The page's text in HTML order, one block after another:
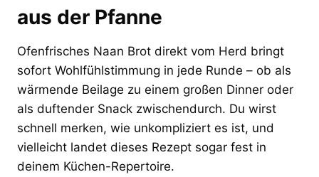
aus der Pfanne
Ofenfrisches Naan Brot direkt vom Herd bringt
sofort Wohlfühlstimmung in jede Runde – ob als
wärmende Beilage zu einem großen Dinner oder
als duftender Snack zwischendurch. Du wirst
schnell merken, wie unkompliziert es ist, und
vielleicht landet dieses Rezept sogar fest in
deinem Küchen-Repertoire.